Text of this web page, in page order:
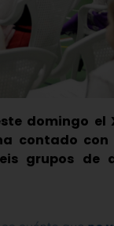
domingo el
contado
grupos de